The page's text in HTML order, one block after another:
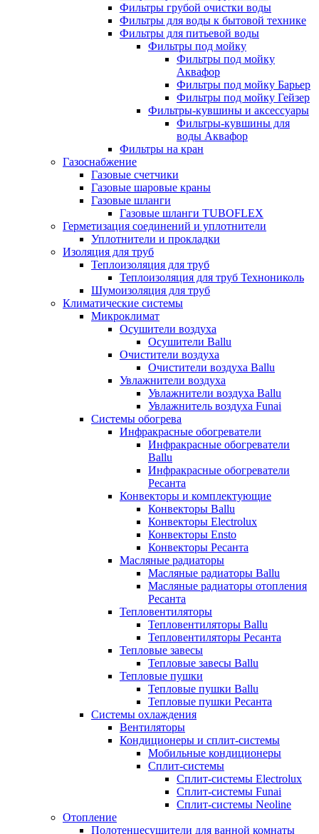
Фильтры грубой очистки воды
Фильтры для воды к бытовой технике
Фильтры для питьевой воды
Фильтры под мойку
Фильтры под мойку
Аквафор
Фильтры под мойку Барьер
Фильтры под мойку Гейзер
Фильтры-кувшины и аксессуары
Фильтры-кувшины для
воды Аквафор
Фильтры на кран
Газоснабжение
Газовые счетчики
Газовые шаровые краны
Газовые шланги
Газовые шланги TUBOFLEX
Герметизация соединений и уплотнители
Уплотнители и прокладки
Изоляция для труб
Теплоизоляция для труб
Теплоизоляция для труб Технониколь
Шумоизоляция для труб
Климатические системы
Микроклимат
Осушители воздуха
Осушители Ballu
Очистители воздуха
Очистители воздуха Ballu
Увлажнители воздуха
Увлажнители воздуха Ballu
Увлажнитель воздуха Funai
Системы обогрева
Инфракрасные обогреватели
Инфракрасные обогреватели
Ballu
Инфракрасные обогреватели
Ресанта
Конвекторы и комплектующие
Конвекторы Ballu
Конвекторы Electrolux
Конвекторы Ensto
Конвекторы Ресанта
Масляные радиаторы
Масляные радиаторы Ballu
Масляные радиаторы отопления
Ресанта
Тепловентиляторы
Тепловентиляторы Ballu
Тепловентиляторы Ресанта
Тепловые завесы
Тепловые завесы Ballu
Тепловые пушки
Тепловые пушки Ballu
Тепловые пушки Ресанта
Системы охлаждения
Вентиляторы
Кондиционеры и сплит-системы
Мобильные кондиционеры
Сплит-системы
Сплит-системы Electrolux
Сплит-системы Funai
Сплит-системы Neoline
Отопление
Полотенцесушители для ванной комнаты